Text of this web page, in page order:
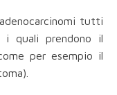
tutti
i quali prendono il
per esempio il